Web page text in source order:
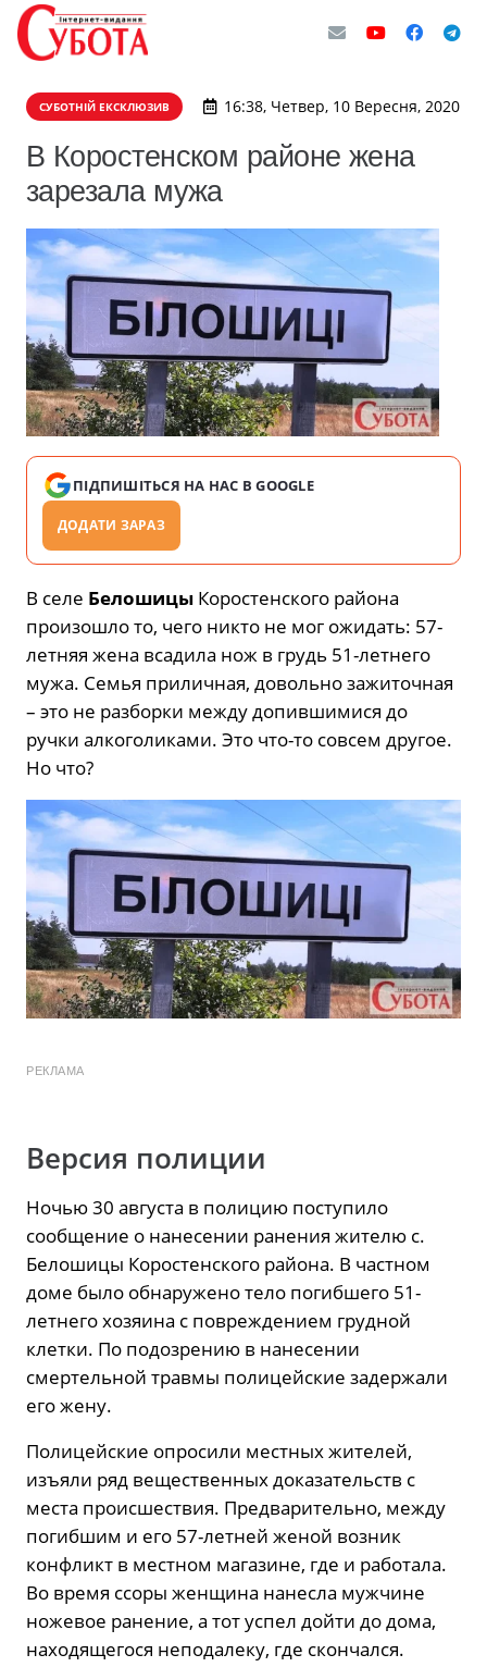
СУБОТНІЙ ЕКСКЛЮЗИВ 16:38, Четвер, 10 Вересня, 2020
В Коростенском районе жена
зарезала мужа
ПІДПИШІТЬСЯ НА НАС В GOOGLE
ДОДАТИ ЗАРАЗ
В селе Белошицы Коростенского района
произошло то, чего никто не мог ожидать: 57-
летняя жена всадила нож в грудь 51-летнего
мужа. Семья приличная, довольно зажиточная
– это не разборки между допившимися до
ручки алкоголиками. Это что-то совсем другое.
Но что?
РЕКЛАМА
Версия полиции
Ночью 30 августа в полицию поступило
сообщение о нанесении ранения жителю с.
Белошицы Коростенского района. В частном
доме было обнаружено тело погибшего 51-
летнего хозяина с повреждением грудной
клетки. По подозрению в нанесении
смертельной травмы полицейские задержали
его жену.
Полицейские опросили местных жителей,
изъяли ряд вещественных доказательств с
места происшествия. Предварительно, между
погибшим и его 57-летней женой возник
конфликт в местном магазине, где и работала.
Во время ссоры женщина нанесла мужчине
ножевое ранение, а тот успел дойти до дома,
находящегося неподалеку, где скончался.